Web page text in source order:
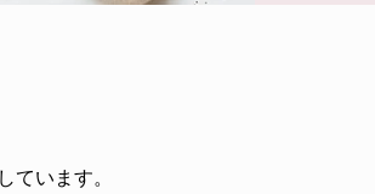
います。